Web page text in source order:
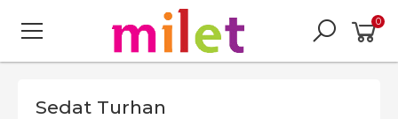
0
Sedat Turhan